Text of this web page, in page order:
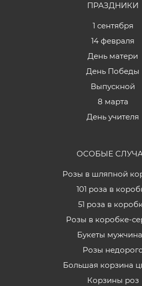
ПРАЗДНИКИ
1 сентября
14 февраля
День матери
День Победы
Выпускной
8 марта
День учителя
ОСОБЫЕ
Розы в шляпной
101 роза в
51 роза в
Розы в коробке-
Букеты
Розы
Большая корзина
Корзины роз